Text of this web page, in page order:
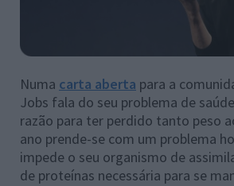
Numa carta aberta para a
Jobs fala do seu problema de
razão para ter perdido tanto peso
ano prende-se com um problema
impede o seu organismo de
de proteínas necessária para se